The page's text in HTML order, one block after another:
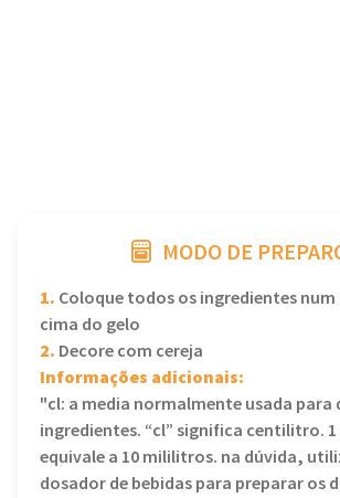
MODO DE
1. Coloque todos os ingredientes
cima do gelo
2. Decore com cereja
Informações adicionais:
"cl: a media normalmente usada para
ingredientes. “cl” significa centilitro.
equivale a 10 mililitros. na dúvida,
dosador de bebidas para preparar os